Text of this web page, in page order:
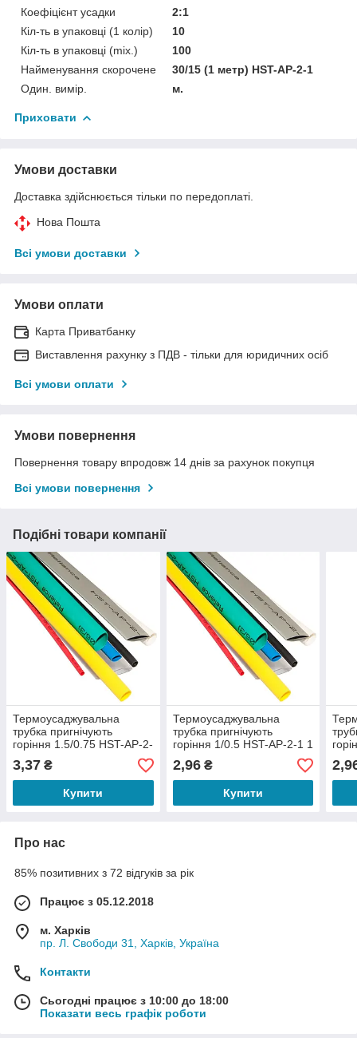
Коефіцієнт усадки
2:1
Кіл-ть в упаковці (1 колір)
10
Кіл-ть в упаковці (mix.)
100
Найменування скорочене
30/15 (1 метр) HST-AP-2-1
Один. вимір.
м.
Приховати
Умови доставки
Доставка здійснюється тільки по передоплаті.
Нова Пошта
Всі умови доставки
Умови оплати
Карта Приватбанку
Виставлення рахунку з ПДВ - тільки для юридичних осіб
Всі умови оплати
Умови повернення
Повернення товару впродовж 14 днів за рахунок покупця
Всі умови повернення
Подібні товари компанії
Термоусаджувальна
трубка пригнічують
горіння 1.5/0.75 HST-AP-2-
1 1 метр
3,37 ₴
Купити
Термоусаджувальна
трубка пригнічують
горіння 1/0.5 HST-AP-2-1 1
метр
2,96₴
Купити
Про нас
85% позитивних з 72 відгуків за рік
Працює з 05.12.2018
м. Харків
пр. Л. Свободи 31, Харків, Україна
Контакти
Сьогодні працює з 10:00 до 18:00
Показати весь графік роботи